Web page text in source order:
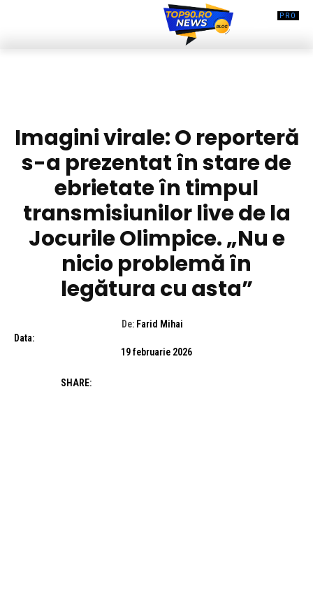
Imagini virale: O reporteră
s-a prezentat în stare de
ebrietate în timpul
transmisiunilor live de la
Jocurile Olimpice. „Nu e
nicio problemă în
legătura cu asta”
De: Farid Mihai
Data:
19 februarie 2026
SHARE: